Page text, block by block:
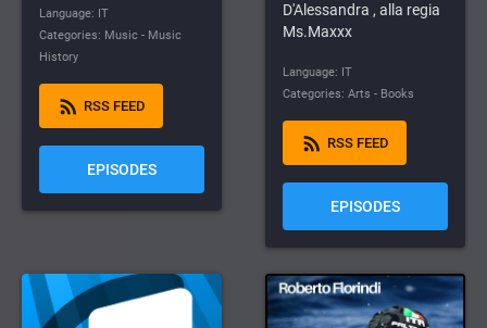
Language: IT
Categories: Music - Music
History
rss_feed RSS FEED
EPISODES
D'Alessandra , alla regia
Ms.Maxxx
Language: IT
Categories: Arts - Books
rss_feed RSS FEED
EPISODES